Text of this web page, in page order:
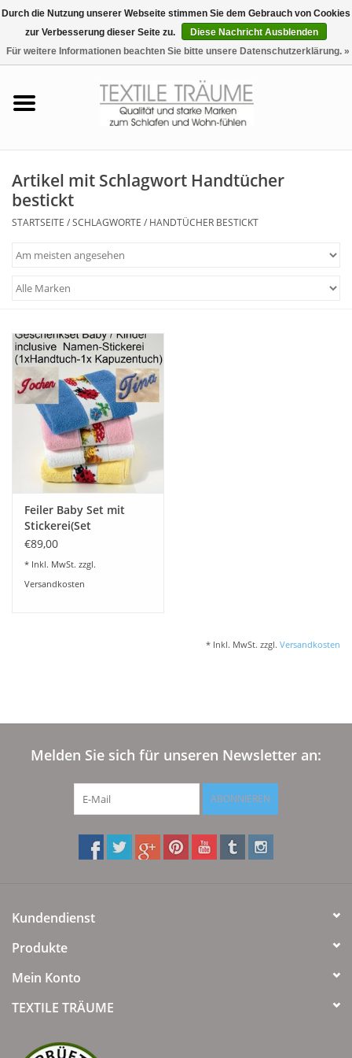
0 Artikel - €0,00
Tag & Nachtwäsche
Freizeit-Hausanzüge
Badezimmer & Sauna
Haus-Bademäntel
Plaids, Decken, Kissen
Mode & Accessoires
Edles aus Cashmere
Tisch & Küche
Kinder
Info-Service
Geprüfter Webshop
Blog-Aktuelles
Artikel mit Schlagwort Handtücher
bestickt
STARTSEITE /SCHLAGWORTE / HANDTÜCHER BESTICKT
Feiler Baby Set mit
Stickerei(Set
1Handtuch,Kapuzentuch)
€89,00
* Inkl. MwSt. zzgl.
Versandkosten
* Inkl. MwSt. zzgl. Versandkosten
Melden Sie sich für unseren Newsletter an:
ABONNIEREN
Kundendienst
Produkte
Mein Konto
TEXTILE TRÄUME
Durch die Nutzung unserer Webseite stimmen Sie dem Gebrauch von Cookies
zur Verbesserung dieser Seite zu.
Diese Nachricht Ausblenden
Für weitere Informationen beachten Sie bitte unsere Datenschutzerklärung. »